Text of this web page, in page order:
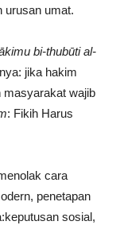
urusan umat.
bi-thubūti al-
jika hakim
masyarakat wajib
: Fikih Harus
cara
penetapan
sosial,